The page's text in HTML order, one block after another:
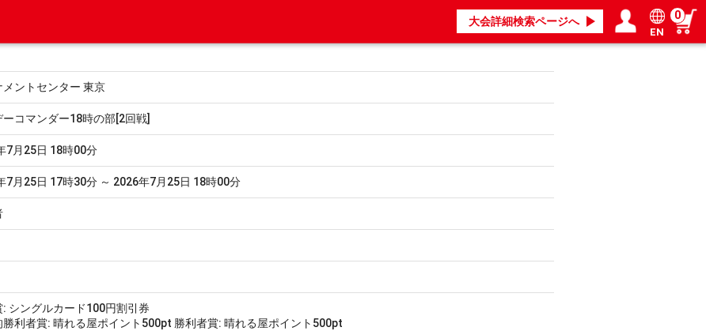
大会詳細検索ページへ
EN
0
メントセンター 東京
ーコマンダー18時の部[2回戦]
7月25日 18時00分
7月25日 17時30分 ～ 2026年7月25日 18時00分
: シングルカード100円割引券
勝利者賞: 晴れる屋ポイント500pt 勝利者賞: 晴れる屋ポイント500pt